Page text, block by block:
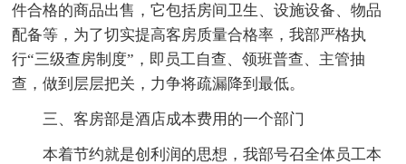
件合格的商品出售，它包括房间卫生、设施设备、物品
配备等，为了切实提高客房质量合格率，我部严格执
行“三级查房制度”，即员工自查、领班普查、主管抽
查，做到层层把关，力争将疏漏降到最低。
三、客房部是酒店成本费用的一个部门
本着节约就是创利润的思想，我部号召全体员工本